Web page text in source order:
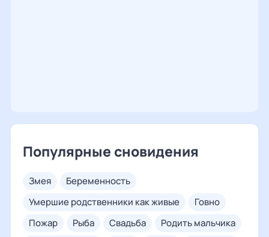
Популярные сновидения
змея
беременность
умершие родственники как живые
говно
пожар
рыба свадьба
родить мальчика